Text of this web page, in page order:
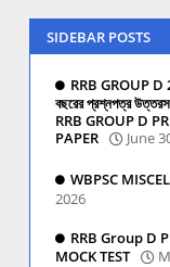
SIDEBAR POSTS
RRB GROUP D
বছরের প্রশ্নপত্র
RRB GROUP D
PAPER
June
WBPSC
2026
RRB Group D
MOCK TEST